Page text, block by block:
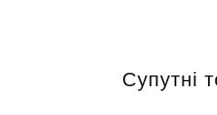
Супутні